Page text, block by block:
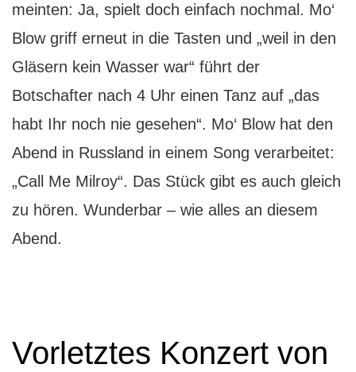
meinten: Ja, spielt doch einfach nochmal. Mo‘
Blow griff erneut in die Tasten und „weil in den
Gläsern kein Wasser war“ führt der
Botschafter nach 4 Uhr einen Tanz auf „das
habt Ihr noch nie gesehen“. Mo‘ Blow hat den
Abend in Russland in einem Song verarbeitet:
„Call Me Milroy“. Das Stück gibt es auch gleich
zu hören. Wunderbar – wie alles an diesem
Abend.
Vorletztes Konzert von